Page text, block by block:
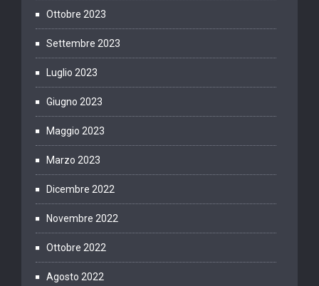
Ottobre 2023
Settembre 2023
Luglio 2023
Giugno 2023
Maggio 2023
Marzo 2023
Dicembre 2022
Novembre 2022
Ottobre 2022
Agosto 2022